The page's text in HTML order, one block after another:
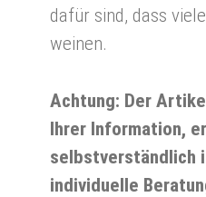
dafür sind, dass
weinen.
Achtung: Der
Ihrer Information,
selbstverständlich
individuelle